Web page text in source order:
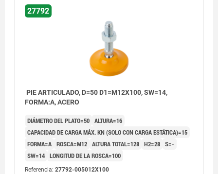
27792
PIE ARTICULADO, D=50 D1=M12X100, SW=14,
FORMA:A, ACERO
DIÁMETRO DEL PLATO=50 ALTURA=16
CAPACIDAD DE CARGA MÁX. KN (SOLO CON CARGA ESTÁTICA)=15
FORMA=A ROSCA=M12 ALTURA TOTAL=128 H2=28 S=-
SW=14 LONGITUD DE LA ROSCA=100
Referencia: 27792-005012X100